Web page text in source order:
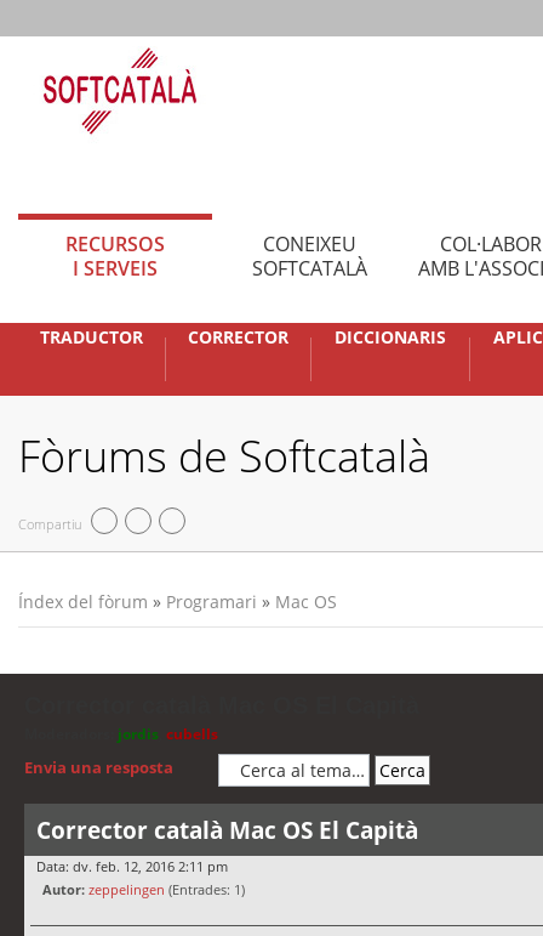
RECURSOS
I SERVEIS
CONEIXEU
SOFTCATALÀ
AMB
TRADUCTOR CORRECTOR DICCIONARIS
Fòrums de Softcatalà
Compartiu
Índex del fòrum » Programari » Mac OS
jordis cubells
Envia una resposta
Corrector català Mac OS El Capità
Data: dv. feb. 12, 2016 2:11 pm
Autor: zeppelingen (Entrades: 1)